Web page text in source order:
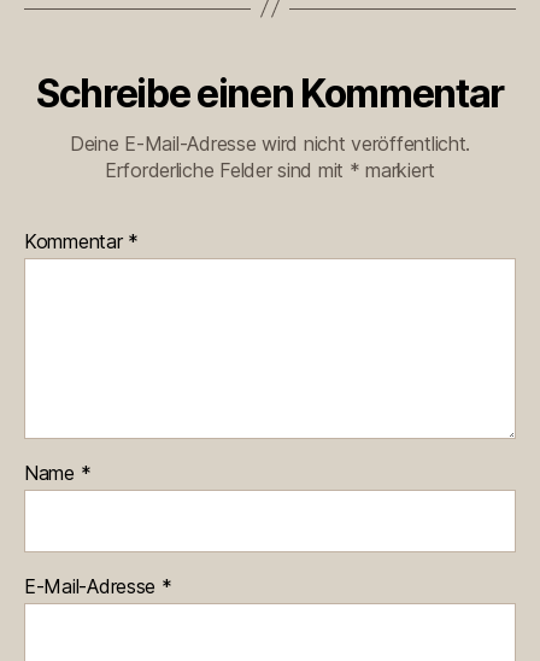
Schreibe einen Kommentar
Deine E-Mail-Adresse wird nicht veröffentlicht.
Erforderliche Felder sind mit * markiert
Kommentar *
Name *
E-Mail-Adresse *